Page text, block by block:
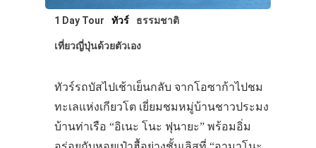
1 Day Tour ทัวร์ ธรรมชาติ
เที่ยวญี่ปุ่นด้วยตัวเอง
ทัวร์รถบัสไปเช้าเย็นกลับ จากโอซาก้าไปชม
ทะเลแห่งเกียวโต เยี่ยมชมหมู่บ้านชาวประมง
บ้านท่าเรือ “อิเนะ โนะ ฟุนายะ” พร้อมอิ่ม